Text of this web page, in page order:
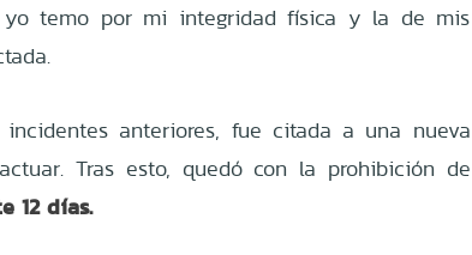
temo por mi integridad física y la de mis
anteriores, fue citada a una nueva
Tras esto, quedó con la prohibición de
12 días.